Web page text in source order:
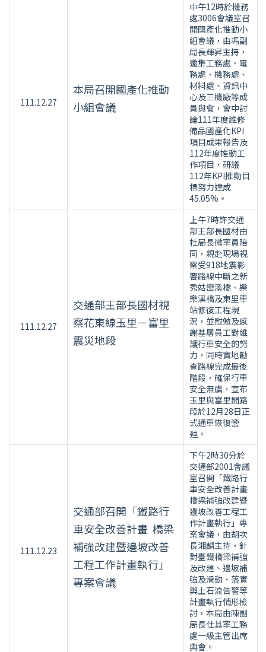
111.12.27
本局召開國產化推動
小組會議
中午12時於機務
處3006會議室召
開國產化推動小
組會議，由馮副
局長輝昇主持，
邀集工務處、電
務處、機務處、
材料處、資訊中
心及三機廠等成
員與會，會中討
論111年度維修
備品國產化KPI
項目成果報告及
112年度推動工
作項目，研議
112年KPI推動目
標努力達成
45.05%。
111.12.27
交通部王部長國材視
察花東線玉里－富里
震災地段
上午7時許交通
部王部長國材由
杜局長微率員陪
同，親赴現場視
察受918地震影
響路線中斷之新
秀姑巒溪橋、樂
樂溪橋及東里車
站修復工程現
況，並慰勉及感
謝基層員工對維
護行車安全的努
力，同時實地勘
查路線完成最後
階段，確保行車
安全無虞，宣布
玉里與富里間路
段於12月28日正
式通車恢復營
運。
111.12.23
交通部召開「鐵路行
車安全改善計畫 橋梁
補強改建暨邊坡改善
工程工作計畫執行」
專案會議
下午2時30分於
交通部2001會議
室召開「鐵路行
車安全改善計畫
橋梁補強改建暨
邊坡改善工程工
作計畫執行」專
案會議，由胡次
長湘麟主持，針
對臺鐵橋梁補強
及改建、邊坡補
強及滑動、落實
與土石流告警等
計畫執行情形檢
討，本局由陳副
局長仕其率工務
處一級主管出席
與會。